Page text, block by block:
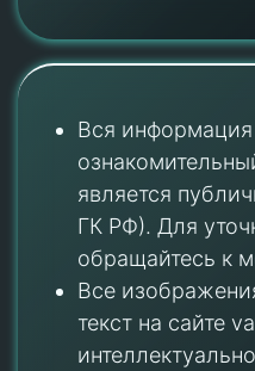
Вся информация
является
ГК РФ). Для
обращайтесь к
Все
текст на сайте